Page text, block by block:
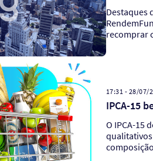
Destaques do Dia Clique aqui para acessar a carteira recomendada de
recomprar
17:31 - 28/07/
IPCA-15
O IPCA-15